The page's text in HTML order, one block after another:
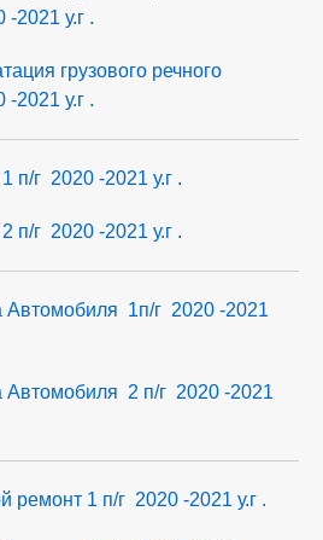
-2021 у.г .
грузового речного
-2021 у.г .
г 2020 -2021 у.г .
г 2020 -2021 у.г .
Автомобиля 1п/г 2020 -2021
Автомобиля 2 п/г 2020 -2021
ремонт 1 п/г 2020 -2021 у.г .